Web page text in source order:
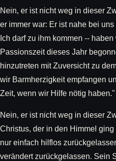
Nein, er ist nicht weg in dieser
er immer war: Er ist nahe bei
Ich darf zu ihm kommen --
Passionszeit dieses Jahr
hinzutreten mit Zuversicht zu
wir Barmherzigkeit empfangen
Zeit, wenn wir Hilfe nötig
Nein, er ist nicht weg in dieser
Christus, der in den Himmel
nur einfach hilflos
verändert zurückgelassen. Sein